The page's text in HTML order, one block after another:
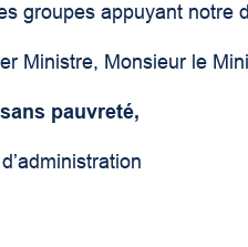
groupes appuyant notre
Ministre, Monsieur le
pauvreté,